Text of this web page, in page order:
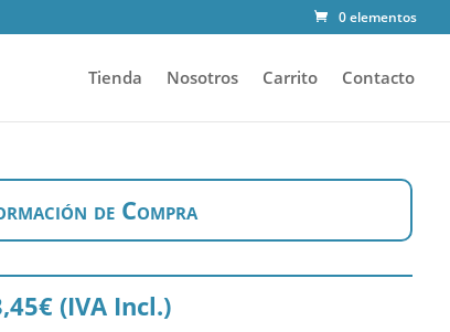
0 elementos
Tienda Nosotros Carrito Contacto
de Compra
€ (IVA Incl.)